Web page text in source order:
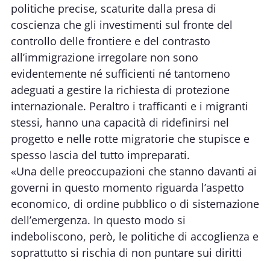
politiche precise, scaturite dalla presa di
coscienza che gli investimenti sul fronte del
controllo delle frontiere e del contrasto
all’immigrazione irregolare non sono
evidentemente né sufficienti né tantomeno
adeguati a gestire la richiesta di protezione
internazionale. Peraltro i trafficanti e i migranti
stessi, hanno una capacità di ridefinirsi nel
progetto e nelle rotte migratorie che stupisce e
spesso lascia del tutto impreparati.
«Una delle preoccupazioni che stanno davanti ai
governi in questo momento riguarda l’aspetto
economico, di ordine pubblico o di sistemazione
dell’emergenza. In questo modo si
indeboliscono, però, le politiche di accoglienza e
soprattutto si rischia di non puntare sui diritti